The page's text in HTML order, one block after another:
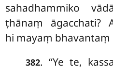
sahadhammiko
ṭhānaṃ āgacchati?
hi mayaṃ bhavantaṃ
382. ‘‘Ye te,